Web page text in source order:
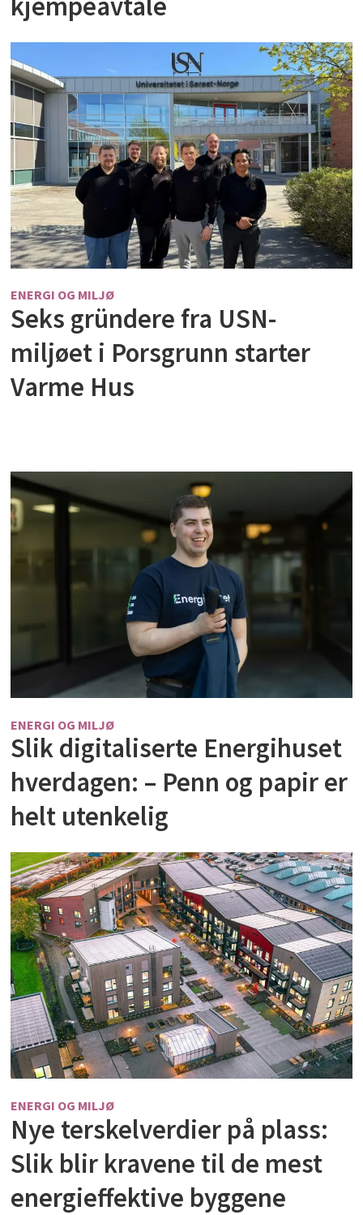
ENERGI OG MILJØ
Seks gründere fra USN-
miljøet i Porsgrunn starter
Varme Hus
ENERGI OG MILJØ
Slik digitaliserte Energihuset
hverdagen: – Penn og papir er
helt utenkelig
ENERGI OG MILJØ
Nye terskelverdier på plass:
Slik blir kravene til de mest
energieffektive byggene